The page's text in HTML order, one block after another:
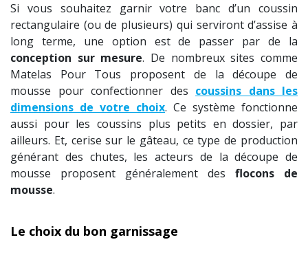
Si vous souhaitez garnir votre banc d’un coussin
rectangulaire (ou de plusieurs) qui serviront d’assise à
long terme, une option est de passer par de la
conception sur mesure. De nombreux sites comme
Matelas Pour Tous proposent de la découpe de
mousse pour confectionner des coussins dans les
dimensions de votre choix. Ce système fonctionne
aussi pour les coussins plus petits en dossier, par
ailleurs. Et, cerise sur le gâteau, ce type de production
générant des chutes, les acteurs de la découpe de
mousse proposent généralement des flocons de
mousse.
Le choix du bon garnissage